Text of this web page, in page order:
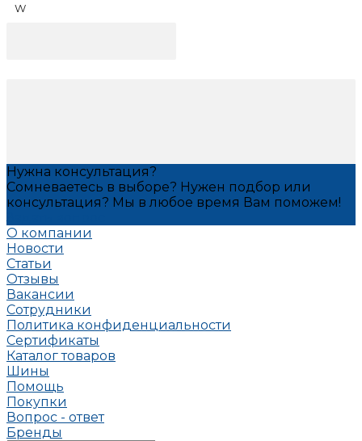
W
Нужна консультация?
Сомневаетесь в выборе? Нужен подбор или
консультация? Мы в любое время Вам поможем!
О компании
Новости
Статьи
Отзывы
Вакансии
Сотрудники
Политика конфиденциальности
Сертификаты
Каталог товаров
Шины
Помощь
Покупки
Вопрос - ответ
Бренды